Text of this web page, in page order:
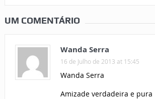
UM COMENTÁRIO
Wanda Serra
16 de Julho de 2013 at 15:45
Wanda Serra
Amizade verdadeira e pura